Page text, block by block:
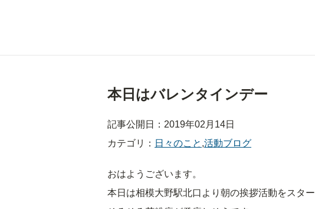
本日はバレンタインデー
記事公開日：2019年02月14日
カテゴリ： 日々のこと ,活動ブログ
おはようございます。
本日は相模大野駅北口より朝の挨拶活動をスタ